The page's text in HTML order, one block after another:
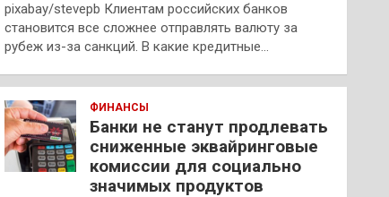
pixabay/stevepb Клиентам российских банков
становится все сложнее отправлять валюту за
рубеж из-за санкций. В какие кредитные…
ФИНАНСЫ
Банки не станут продлевать
сниженные эквайринговые
комиссии для социально
значимых продуктов